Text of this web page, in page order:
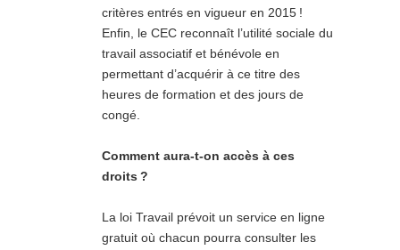
critères entrés en vigueur en 2015 !
Enfin, le CEC reconnaît l’utilité sociale du
travail associatif et bénévole en
permettant d’acquérir à ce titre des
heures de formation et des jours de
congé.
Comment aura-t-on accès à ces
droits ?
La loi Travail prévoit un service en ligne
gratuit où chacun pourra consulter les